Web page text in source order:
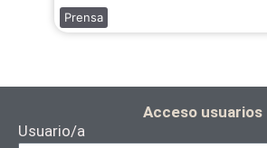
Prensa
Acceso usuarios
Usuario/a